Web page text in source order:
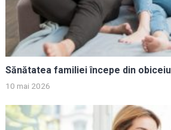
Sănătatea familiei începe din
10 mai 2026